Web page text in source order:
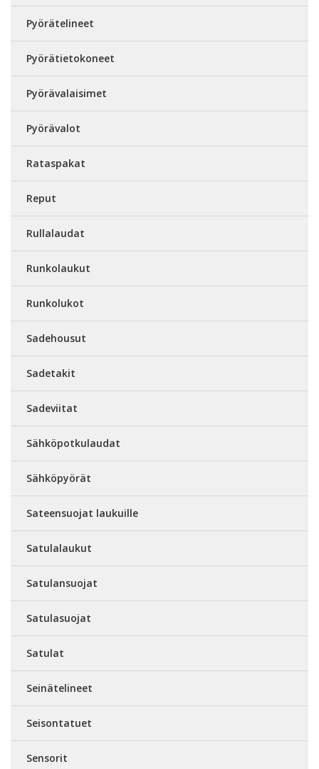
Pyörätelineet
Pyörätietokoneet
Pyörävalaisimet
Pyörävalot
Rataspakat
Reput
Rullalaudat
Runkolaukut
Runkolukot
Sadehousut
Sadetakit
Sadeviitat
Sähköpotkulaudat
Sähköpyörät
Sateensuojat laukuille
Satulalaukut
Satulansuojat
Satulasuojat
Satulat
Seinätelineet
Seisontatuet
Sensorit